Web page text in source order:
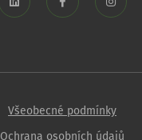
Všeobecné podmínky
Ochrana osobních údajů